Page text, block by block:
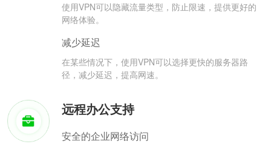
使用VPN可以隐藏流量类型，防止限速，提供更好的
网络体验。
减少延迟
在某些情况下，使用VPN可以选择更快的服务器路
径，减少延迟，提高网速。
远程办公支持
安全的企业网络访问